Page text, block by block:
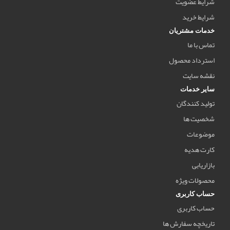
شرایط خرید
خدمات مشتریان
تماس با ما
استرداد محصول
نقشه سایت
سایر خدمات
تولید کنندگان
شخصیت ها
موضوعات
کارت هدیه
بازاریابی
محصولات ویژه
حساب کاربری
حساب کاربری
تاریخچه سفارش ها